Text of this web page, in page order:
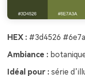
HEX : #3d4526
Ambiance :
Idéal pour : série